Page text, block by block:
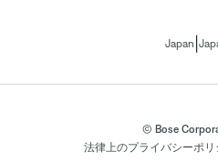
Japan
© Bose
法律上のプライバシーポリ